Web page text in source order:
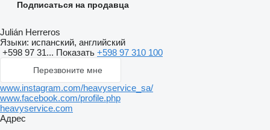
Подписаться на продавца
Julián Herreros
Языки: испанский, английский
+598 97 31... Показать +598 97 310 100
Перезвоните мне
www.instagram.com/heavyservice_sa/
www.facebook.com/profile.php
heavyservice.com
Адрес